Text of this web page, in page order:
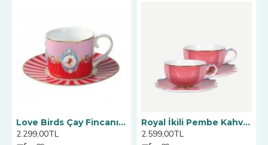
Love Birds Çay Fincanı, Kırmızı / Pembe 200 ML
2.299,00TL
Royal İkili Pembe Kahve Fincanı 125 ml
2.599,00TL